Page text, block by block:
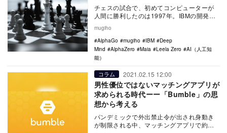
チェスの試合で、初めてコンピューターが
人間に勝利したのは1997年。IBMの開発し
ルー」が…
mugiho
AlphaGo
mugiho IBM
Deep
Mind
AlphaZero Maia Leela Zero
AI（人工知
能）
コラム 2021.02.15 12:00
男性優位ではないマッチングアプリが
求められる時代ーー「Bumble」の思
想から考える
パンデミックで外出禁止令が出され身動き
が制限される中、マッチングアプリで約束